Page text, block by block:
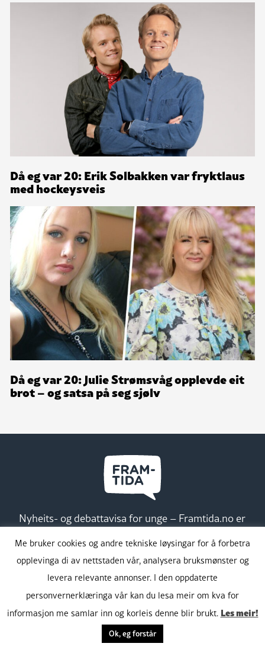
Då eg var 20: Erik Solbakken var fryktlaus
med hockeysveis
Då eg var 20: Julie Strømsvåg opplevde eit
brot – og satsa på seg sjølv
Nyheits- og debattavisa for unge – Framtida.no er
ei redaksjonelt uavhengig avis, som har som mål å
styrkje nynorsken og bidra til å auke og få fram
engasjementet til unge.
Birgitte Vågnes Bakken
Møllergata 2B, 0179 OSLO
Ved å bruke Framtida.no aksepterer du bruk av
Me bruker cookies og andre tekniske løysingar for å forbetra
opplevinga di av nettstaden vår, analysera bruksmønster og
levera relevante annonser. I den oppdaterte
personvernerklæringa vår kan du lesa meir om kva for
informasjon me samlar inn og korleis denne blir brukt. Les meir!
Ok, eg forstår